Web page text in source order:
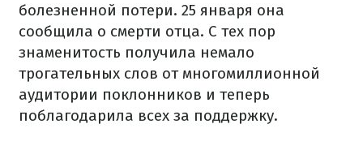
болезненной потери. 25 января она
сообщила о смерти отца. С тех пор
знаменитость получила немало
трогательных слов от многомиллионной
аудитории поклонников и теперь
поблагодарила всех за поддержку.